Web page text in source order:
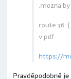
.mozna
route 36 (
v pdf
https://
Pravděpodobně